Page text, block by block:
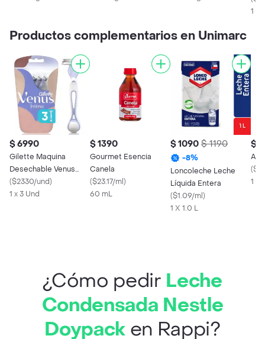
1 X
Productos complementarios en Unimarc
$ 6990
Gilette Maquina
Desechable Venus
Intima
($2330/und)
1 x 3 Und
$ 1390
Gourmet Esencia
Canela
($23.17/ml)
60 mL
$ 1090 $ 1190
-8%
Loncoleche Leche
Líquida Entera
($1.09/ml)
1 X 1.0 L
$
(
1 X
¿Cómo pedir Leche
Condensada Nestle
Doypacken Rappi?